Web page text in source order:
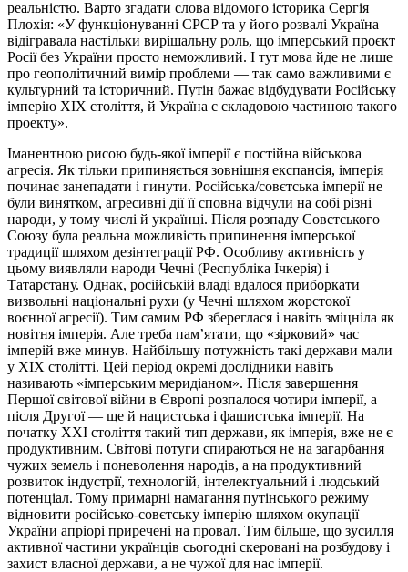
реальністю. Варто згадати слова відомого історика Сергія
Плохія: «У функціонуванні СРСР та у його розвалі Україна
відігравала настільки вирішальну роль, що імперський проєкт
Росії без України просто неможливий. І тут мова йде не лише
про геополітичний вимір проблеми — так само важливими є
культурний та історичний. Путін бажає відбудувати Російську
імперію ХІХ століття, й Україна є складовою частиною такого
проекту».
Іманентною рисою будь-якої імперії є постійна військова
агресія. Як тільки припиняється зовнішня експансія, імперія
починає занепадати і гинути. Російська/совєтська імперії не
були винятком, агресивні дії її сповна відчули на собі різні
народи, у тому числі й українці. Після розпаду Совєтського
Союзу була реальна можливість припинення імперської
традиції шляхом дезінтеграції РФ. Особливу активність у
цьому виявляли народи Чечні (Республіка Ічкерія) і
Татарстану. Однак, російській владі вдалося приборкати
визвольні національні рухи (у Чечні шляхом жорстокої
воєнної агресії). Тим самим РФ збереглася і навіть зміцніла як
новітня імперія. Але треба пам’ятати, що «зірковий» час
імперій вже минув. Найбільшу потужність такі держави мали
у ХІХ столітті. Цей період окремі дослідники навіть
називають «імперським меридіаном». Після завершення
Першої світової війни в Європі розпалося чотири імперії, а
після Другої — ще й нацистська і фашистська імперії. На
початку ХХІ століття такий тип держави, як імперія, вже не є
продуктивним. Світові потуги спираються не на загарбання
чужих земель і поневолення народів, а на продуктивний
розвиток індустрії, технологій, інтелектуальний і людський
потенціал. Тому примарні намагання путінського режиму
відновити російсько-совєтську імперію шляхом окупації
України апріорі приречені на провал. Тим більше, що зусилля
активної частини українців сьогодні скеровані на розбудову і
захист власної держави, а не чужої для нас імперії.